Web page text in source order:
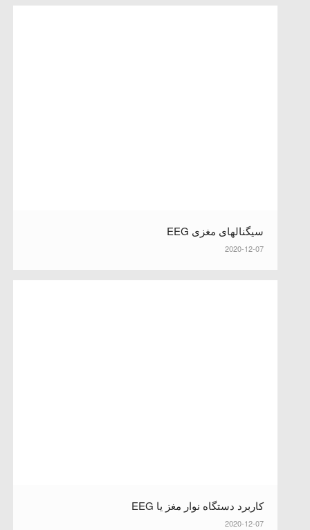
سیگنالهای مغزی EEG
2020-12-07
کاربرد دستگاه نوار مغز یا EEG
2020-12-07